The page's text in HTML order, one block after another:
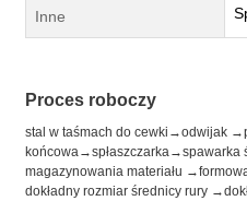
Inne
Proces roboczy
stal w taśmach do cewki→odwijak
końcowa→spłaszczarka→spawarka
magazynowania materiału
dokładny rozmiar średnicy rury